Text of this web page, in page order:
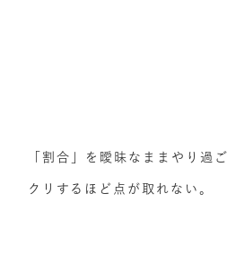
「割合」を曖昧なままやり過
クリするほど点が取れない。